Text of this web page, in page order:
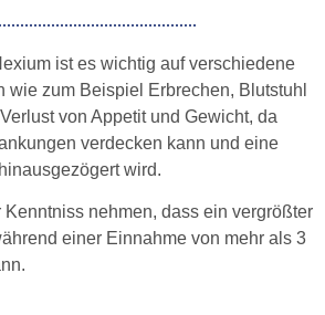
ist es wichtig auf verschiedene
wie zum Beispiel Erbrechen, Blutstuhl
von Appetit und Gewicht, da
verdecken kann und eine
wird.
Kenntniss nehmen, dass ein vergrößter
einer Einnahme von mehr als 3